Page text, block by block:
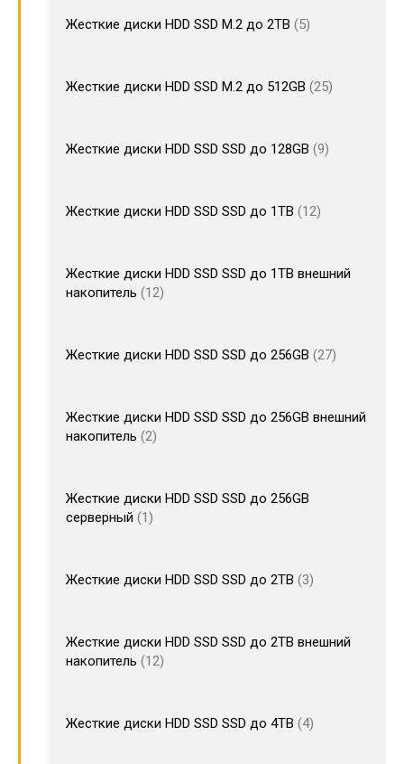
Жесткие диски HDD SSD M.2 до 2TB 5
Жесткие диски HDD SSD M.2 до 512GB 25
Жесткие диски HDD SSD SSD до 128GB 9
Жесткие диски HDD SSD SSD до 1TB 12
Жесткие диски HDD SSD SSD до 1TB внешний
накопитель
12
Жесткие диски HDD SSD SSD до 256GB 27
Жесткие диски HDD SSD SSD до 256GB внешний
накопитель 2
Жесткие диски HDD SSD SSD до 256GB
серверный
1
Жесткие диски HDD SSD SSD до 2TB 3
Жесткие диски HDD SSD SSD до 2TB внешний
накопитель
12
Жесткие диски HDD SSD SSD до 4TB 4